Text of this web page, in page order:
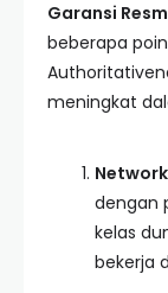
Garansi
beberapa
meningkat
dengan
kelas
bekerja